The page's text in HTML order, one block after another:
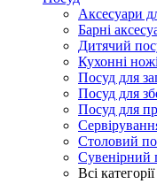
Аксесуари
Барні
Дитячий
Кухонні
Посуд для
Посуд для
Посуд для
Столовий
Сувенірний
Всі